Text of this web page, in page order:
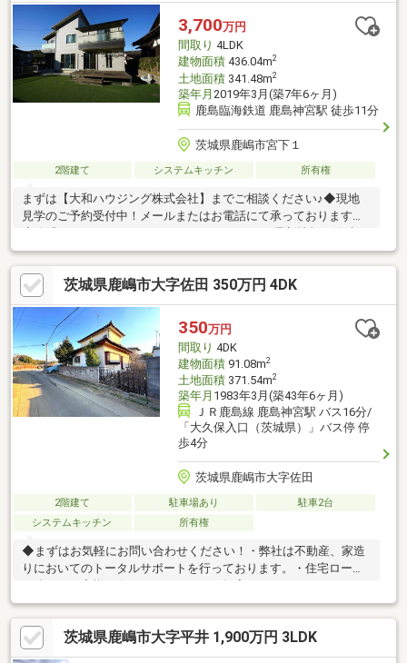
⇒不安がある方はお気軽にご相談ください。◎事前審査からお引
渡しまで全てお手伝いします。3,700万円
間取り 4LDK
建物面積436.04m2
土地面積341.48m2
築年月 2019年3月(築7年6ヶ月)
鹿島臨海鉄道 鹿島神宮駅 徒歩11分
茨城県鹿嶋市宮下１
2階建て システムキッチン 所有権
まずは【大和ハウジング株式会社】までご相談ください♪◆現地
見学のご予約受付中！メールまたはお電話にて承っております。
新中！「大和ハウジング」で検索♪◆そのほかにもご紹介可能な
物件が多数ございます。ぜひ一度ご連絡ください！お引渡しは
2027年1月以降となります。
茨城県鹿嶋市大字佐田 350万円 4DK
350万円
間取り 4DK
建物面積91.08m2
土地面積371.54m2
築年月 1983年3月(築43年6ヶ月)
ＪＲ鹿島線 鹿島神宮駅 バス16分/
「大久保入口（茨城県）」バス停 停
歩4分
茨城県鹿嶋市大字佐田
2階建て 駐車場あり
駐車2台
システムキッチン
所有権
◆まずはお気軽にお問い合わせください！・弊社は不動産、家造
りにおいてのトータルサポートを行っております。・住宅ローン
す。・スタッフ一同、誠心誠意ご対応させていただきます！◆経
験知識が豊富なスタッフが在籍！迅速な対応を心掛けておりま
す。・お問合せを受けてから即日ご対応をさせていただきま
す。・その他物件情報も多数ございます！お気軽にお問い合わせ
茨城県鹿嶋市大字平井 1,900万円 3LDK